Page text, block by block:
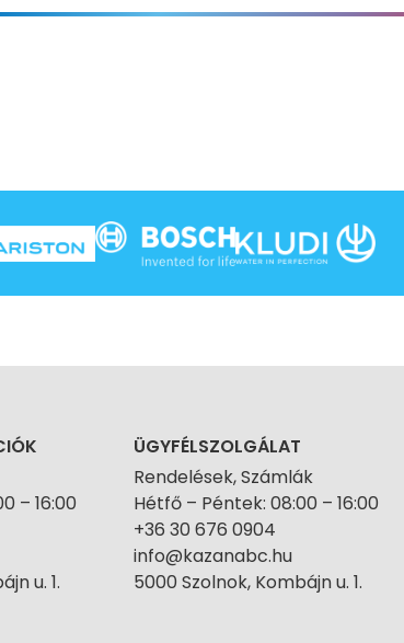
– 16:00
u. 1.
ÜGYFÉLSZOLGÁLAT
Rendelések, Számlák
Hétfő – Péntek: 08:00 – 16:00
+36 30 676 0904
info@kazanabc.hu
5000 Szolnok, Kombájn u. 1.